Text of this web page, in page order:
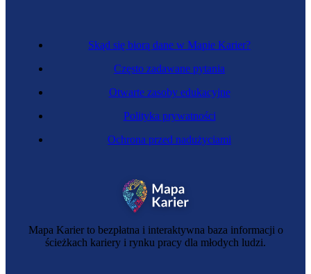
Mapa Karier to bezpłatna i interaktywna baza informacji o
ścieżkach kariery i rynku pracy dla młodych ludzi.
Skąd się biorą dane w Mapie Karier?
Często zadawane pytania
Otwarte zasoby edukacyjne
Polityka prywatności
Ochrona przed nadużyciami